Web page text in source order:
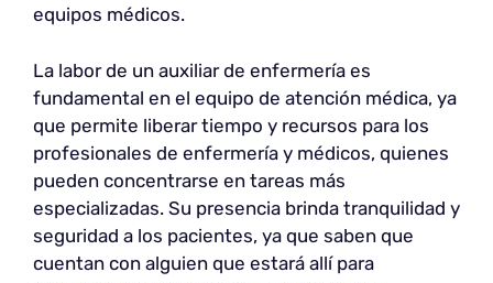
equipos médicos.
La labor de un auxiliar de enfermería es
fundamental en el equipo de atención médica, ya
que permite liberar tiempo y recursos para los
profesionales de enfermería y médicos, quienes
pueden concentrarse en tareas más
especializadas. Su presencia brinda tranquilidad y
seguridad a los pacientes, ya que saben que
cuentan con alguien que estará allí para